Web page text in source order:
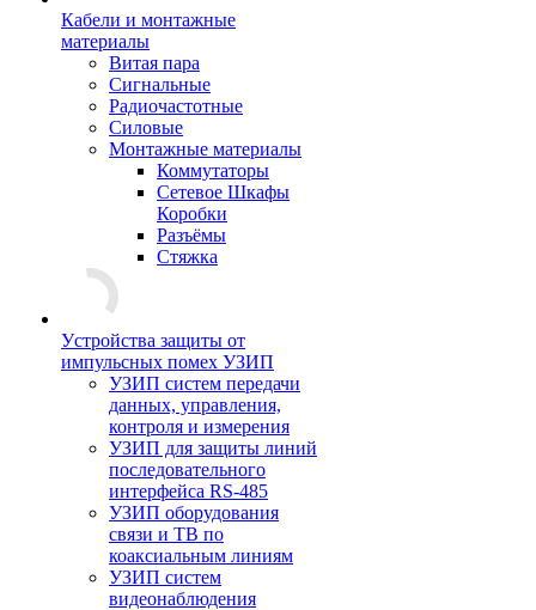
Кабели и монтажные
материалы
Витая пара
Сигнальные
Радиочастотные
Силовые
Монтажные материалы
Коммутаторы
Сетевое Шкафы
Коробки
Разъёмы
Стяжка
Уcтройства защиты от
импульсных помех УЗИП
УЗИП систем передачи
данных, управления,
контроля и измерения
УЗИП для защиты линий
последовательного
интерфейса RS-485
УЗИП оборудования
связи и ТВ по
коаксиальным линиям
УЗИП систем
видеонаблюдения